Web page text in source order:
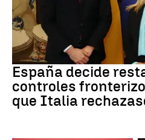
CRISIS MIGRATORIA
España decide
controles
que Italia